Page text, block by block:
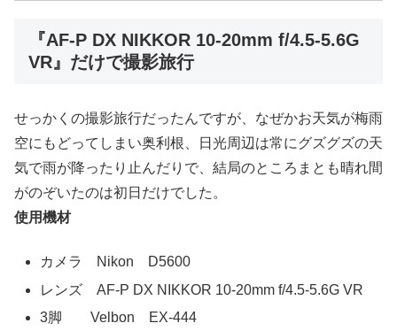
『AF-P DX NIKKOR 10-20mm f/4.5-5.6G
VR』だけで撮影旅行
せっかくの撮影旅行だったんですが、なぜかお天気が梅雨
空にもどってしまい奥利根、日光周辺は常にグズグズの天
気で雨が降ったり止んだりで、結局のところまとも晴れ間
がのぞいたのは初日だけでした。
使用機材
カメラ Nikon D5600
レンズ AF-P DX NIKKOR 10-20mm f/4.5-5.6G VR
3脚 Velbon EX-444